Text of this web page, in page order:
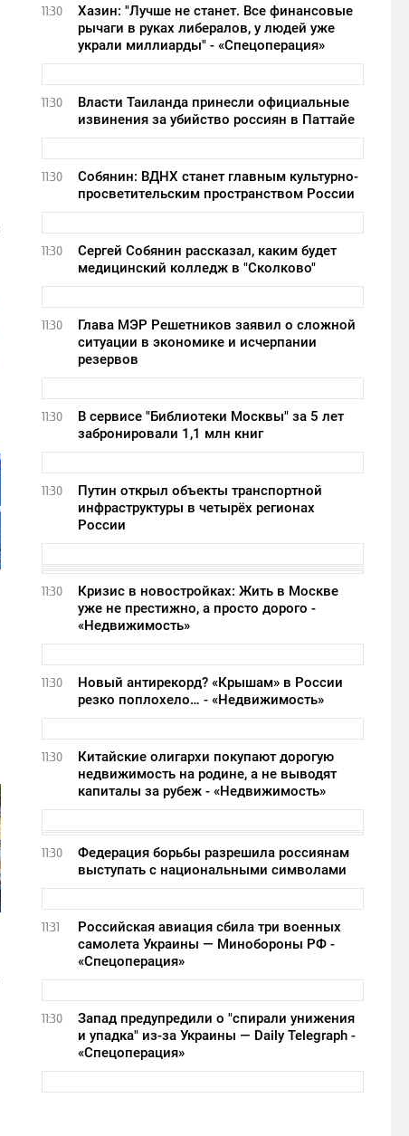
11:30
Хазин: "Лучше не станет. Все финансовые
рычаги в руках либералов, у людей уже
украли миллиарды" - «Спецоперация»
11:30
Власти Таиланда принесли официальные
извинения за убийство россиян в Паттайе
11:30
Собянин: ВДНХ станет главным культурно-
просветительским пространством России
11:30
Сергей Собянин рассказал, каким будет
медицинский колледж в "Сколково"
11:30
Глава МЭР Решетников заявил о сложной
ситуации в экономике и исчерпании
резервов
11:30
В сервисе "Библиотеки Москвы" за 5 лет
забронировали 1,1 млн книг
11:30
Путин открыл объекты транспортной
инфраструктуры в четырёх регионах
России
11:30
Кризис в новостройках: Жить в Москве
уже не престижно, а просто дорого -
«Недвижимость»
11:30
Новый антирекорд? «Крышам» в России
резко поплохело… - «Недвижимость»
11:30
Китайские олигархи покупают дорогую
недвижимость на родине, а не выводят
капиталы за рубеж - «Недвижимость»
11:30
Федерация борьбы разрешила россиянам
выступать с национальными символами
11:31
Российская авиация сбила три военных
самолета Украины — Минобороны РФ -
«Спецоперация»
11:30
Запад предупредили о "спирали унижения
и упадка" из-за Украины — Daily Telegraph -
«Спецоперация»